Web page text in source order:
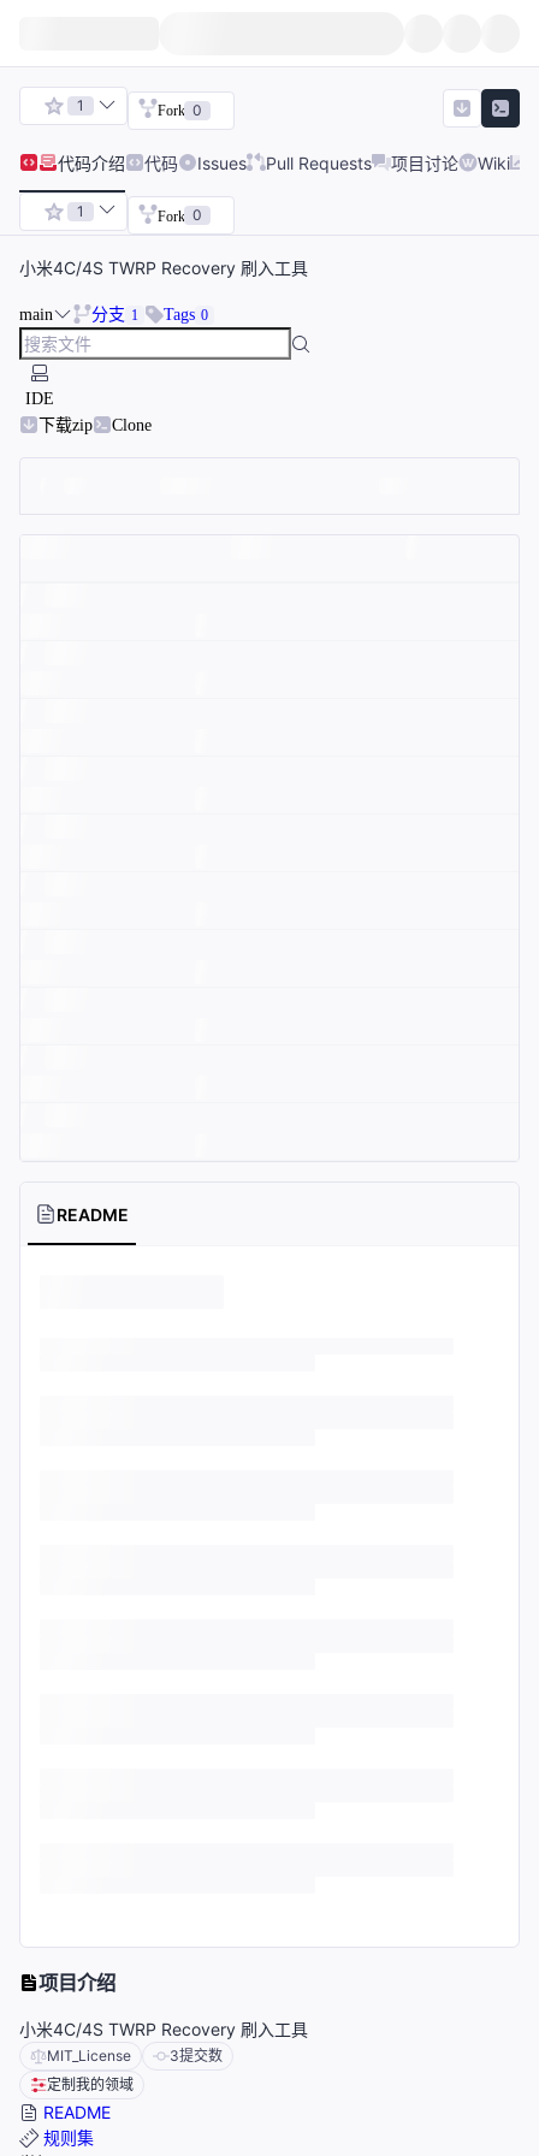
1 Fork 0
代码介绍 代码 Issues Pull Requests 项目讨论 Wiki
1 Fork 0
小米4C/4S TWRP Recovery 刷入工具
main 分支 1 Tags 0
IDE
下载zip
Clone
README
项目介绍
小米4C/4S TWRP Recovery 刷入工具
MIT_License 3提交数
定制我的领域
README
规则集